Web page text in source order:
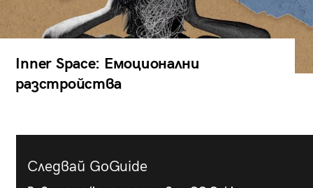
Inner Space: Емоционални
разстройства
Следвай GoGuide